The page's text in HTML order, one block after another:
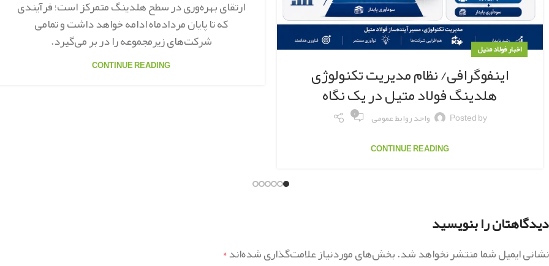
اخبار فولاد متیل
اینفوگرافی/ نظام مدیریت تکنولوژی
هلدینگ فولاد متیل در یک نگاه
Posted by واحد روابط عمومی ۰
CONTINUE READING
ارتقای بهره‌وری در سطح هلدینگ متمرکز است؛ فرآیندی
که تا پایان مردادماه ادامه خواهد داشت و تمامی
شرکت‌های زیرمجموعه را در بر می‌گیرد.
CONTINUE READING
دیدگاهتان را بنویسید
نشانی ایمیل شما منتشر نخواهد شد.بخش‌های موردنیاز علامت‌گذاری شده‌اند*